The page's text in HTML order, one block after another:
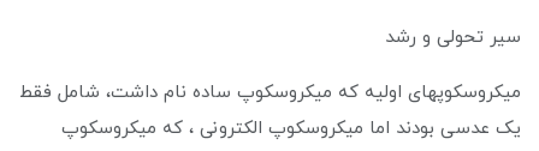
سیر تحولی و رشد
میکروسکوپهای اولیه که میکروسکوپ ساده نام داشت، شامل فقط
یک عدسی بودند اما میکروسکوپ الکترونی ، که میکروسکوپ